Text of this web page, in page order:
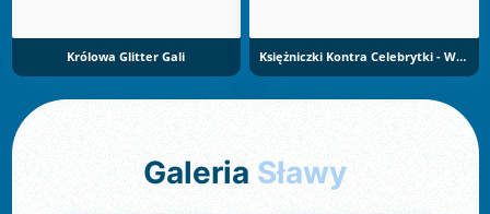
Królowa Glitter Gali Księżniczki Kontra Celebrytki - Wyzwanie Mody
Galeria Sławy